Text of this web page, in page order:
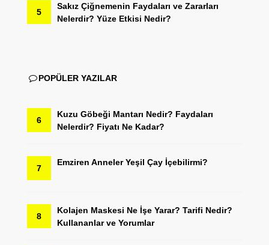
5
Sakız Çiğnemenin Faydaları ve Zararları
Nelerdir? Yüze Etkisi Nedir?
POPÜLER YAZILAR
6
Kuzu Göbeği Mantarı Nedir? Faydaları
Nelerdir? Fiyatı Ne Kadar?
7
Emziren Anneler Yeşil Çay İçebilirmi?
8
Kolajen Maskesi Ne İşe Yarar? Tarifi Nedir?
Kullananlar ve Yorumlar